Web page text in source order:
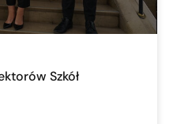
Szkół